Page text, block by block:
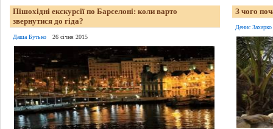
Пішохідні екскурсії по Барселоні: коли варто
звернутися до гіда?
Даша Бутько 26 січня 2015
З чого
Денис Захарко